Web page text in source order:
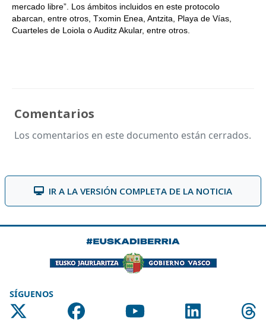
mercado libre”. Los ámbitos incluidos en este protocolo
abarcan, entre otros, Txomin Enea, Antzita, Playa de Vías,
Cuarteles de Loiola o Auditz Akular, entre otros.
Comentarios
Los comentarios en este documento están cerrados.
IR A LA VERSIÓN COMPLETA DE LA NOTICIA
SÍGUENOS